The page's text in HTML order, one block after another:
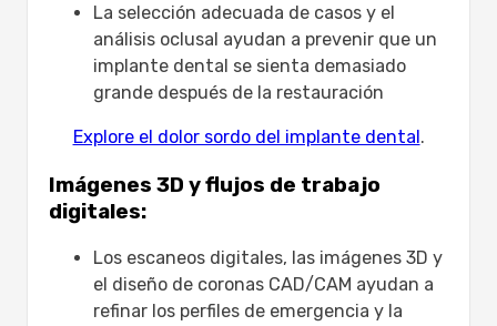
La selección adecuada de casos y el
análisis oclusal ayudan a prevenir que un
implante dental se sienta demasiado
grande después de la restauración
Explore el dolor sordo del implante dental.
Imágenes 3D y flujos de trabajo
digitales:
Los escaneos digitales, las imágenes 3D y
el diseño de coronas CAD/CAM ayudan a
refinar los perfiles de emergencia y la